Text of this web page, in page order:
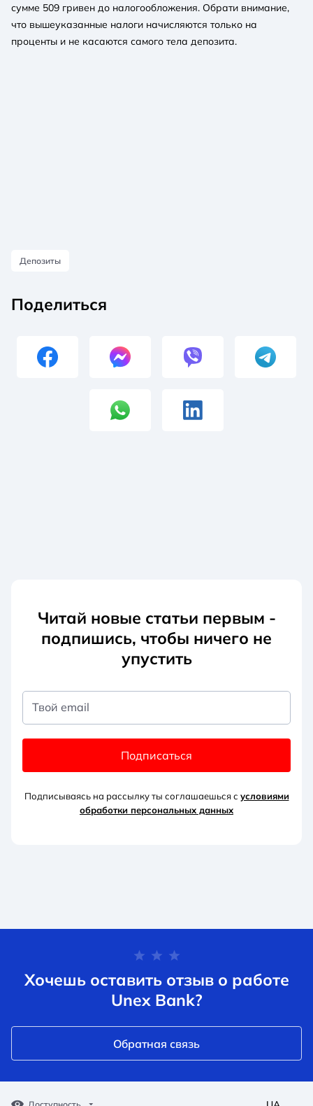
сумме 509 гривен до налогообложения. Обрати внимание,
что вышеуказанные налоги начисляются только на
проценты и не касаются самого тела депозита.
Депозиты
Поделиться
Читай новые статьи первым -
подпишись, чтобы ничего не
упустить
Твой email
Подписаться
Подписываясь на рассылку ты соглашаешься с условиями
обработки персональных данных
Хочешь оставить отзыв о работе
Unex Bank?
Обратная связь